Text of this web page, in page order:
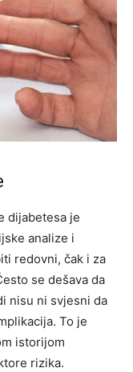
dijabetesa je
analize i
redovni, čak i za
se dešava da
nisu ni svjesni da
To je
istorijom
rizika.